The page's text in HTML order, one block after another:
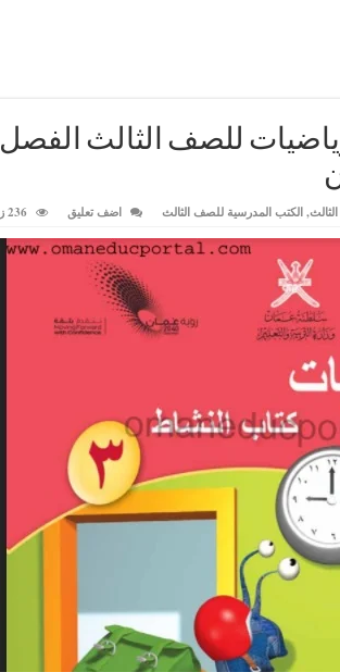
للصف الثالث الفصل
,الكتب المدرسية للصف الثالث اضف تعليق 236 زيارة